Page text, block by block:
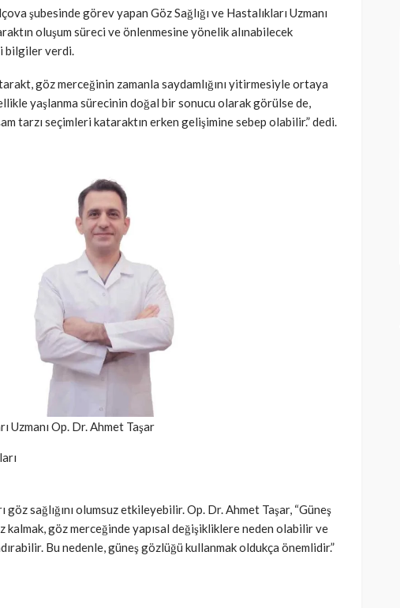
şubesinde görev yapan Göz Sağlığı ve Hastalıkları Uzmanı
oluşum süreci ve önlenmesine yönelik alınabilecek
bilgiler verdi.
göz merceğinin zamanla saydamlığını yitirmesiyle ortaya
yaşlanma sürecinin doğal bir sonucu olarak görülse de,
tarzı seçimleri kataraktın erken gelişimine sebep olabilir.” dedi.
Uzmanı Op. Dr. Ahmet Taşar
göz sağlığını olumsuz etkileyebilir. Op. Dr. Ahmet Taşar, “Güneş
kalmak, göz merceğinde yapısal değişikliklere neden olabilir ve
Bu nedenle, güneş gözlüğü kullanmak oldukça önemlidir.”
riskine
390